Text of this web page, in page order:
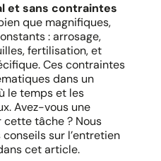
et sans contraintes
que magnifiques,
: arrosage,
fertilisation, et
Ces contraintes
dans un
le temps et les
Avez-vous une
tâche ? Nous
sur l’entretien
cet article.